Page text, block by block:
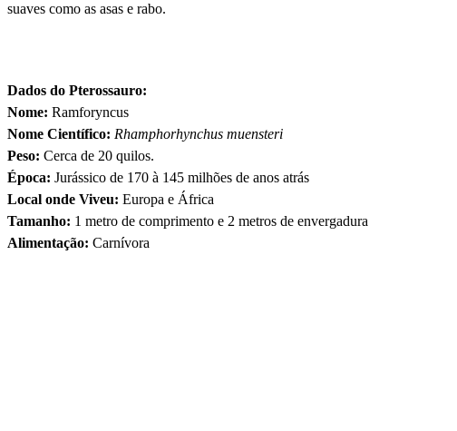
suaves como as asas e rabo.
Dados do Pterossauro:
Nome: Ramforyncus
Nome Científico: Rhamphorhynchus muensteri
Peso: Cerca de 20 quilos.
Época: Jurássico de 170 à 145 milhões de anos atrás
Local onde Viveu: Europa e África
Tamanho: 1 metro de comprimento e 2 metros de envergadura
Alimentação: Carnívora